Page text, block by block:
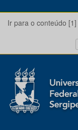
Ir para o conteúdo [1]